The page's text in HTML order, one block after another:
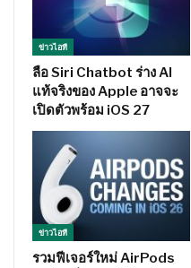
ข่าวไอที
ลือ Siri Chatbot ร่าง AI
แท้จริงของ Apple อาจจะ
เปิดตัวพร้อม iOS 27
ข่าวไอที
รวมฟีเจอร์ใหม่ AirPods